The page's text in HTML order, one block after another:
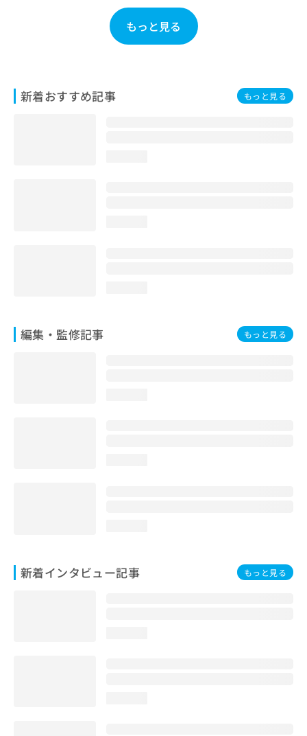
もっと見る
新着おすすめ記事 もっと見る
編集・監修記事 もっと見る
新着インタビュー記事 もっと見る
は
こ